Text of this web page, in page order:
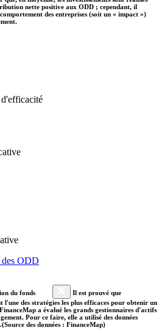
nette positive aux ODD ; cependant, il
des entreprises (soit un « impact »)
d'efficacité
des ODD
du fonds
Il est prouvé que
l'une des stratégies les plus efficaces pour obtenir un
a évalué les grands gestionnaires d'actifs
Pour ce faire, elle a utilisé des données
des données : FinanceMap)